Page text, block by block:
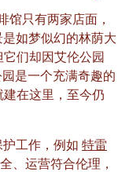
馆只有两家店面，
如梦似幻的林荫大
们却因艾伦公园
是一个充满奇趣的
在这里，至今仍
工作，例如 特雷
、运营符合伦理，